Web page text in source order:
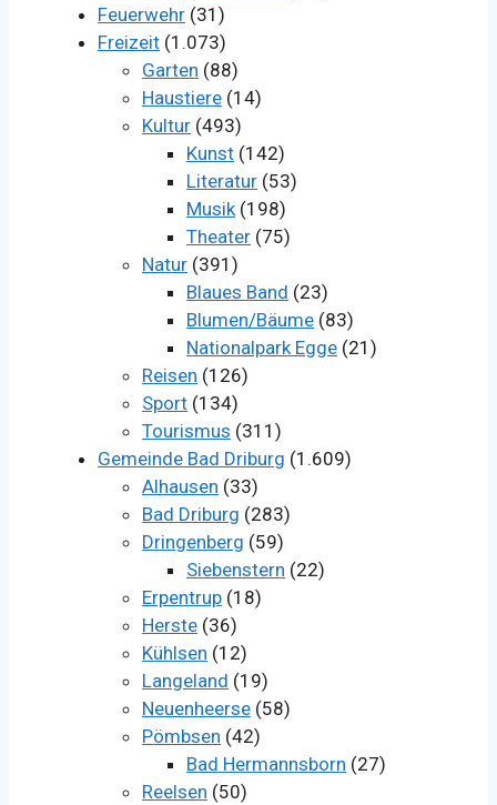
Feuerwehr (31)
Freizeit (1.073)
Garten (88)
Haustiere (14)
Kultur (493)
Kunst (142)
Literatur (53)
Musik(198)
Theater (75)
Natur (391)
Blaues Band (23)
Blumen/Bäume (83)
Nationalpark Egge (21)
Reisen (126)
Sport (134)
Tourismus (311)
Gemeinde Bad Driburg (1.609)
Alhausen (33)
Bad Driburg (283)
Dringenberg (59)
Siebenstern (22)
Erpentrup (18)
Herste (36)
Kühlsen (12)
Langeland (19)
Neuenheerse (58)
Pömbsen (42)
Bad Hermannsborn (27)
Reelsen (50)